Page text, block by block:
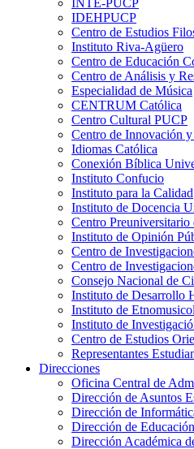
INTE-PUCP
IDEHPUCP
Centro de Estudios
Instituto Riva-Agüero
Centro de Educación
Centro de Análisis y
Especialidad de Música
CENTRUM Católica
Centro Cultural PUCP
Centro de Innovación
Idiomas Católica
Conexión Bíblica
Instituto Confucio
Instituto para la Calidad
Instituto de Docencia
Centro
Instituto de Opinión
Centro de
Centro de
Consejo Nacional de
Instituto de Desarrollo
Instituto de
Instituto de
Centro de Estudios
Representantes
Direcciones
Oficina Central de
Dirección de Asuntos
Dirección de
Dirección de
Dirección Académica